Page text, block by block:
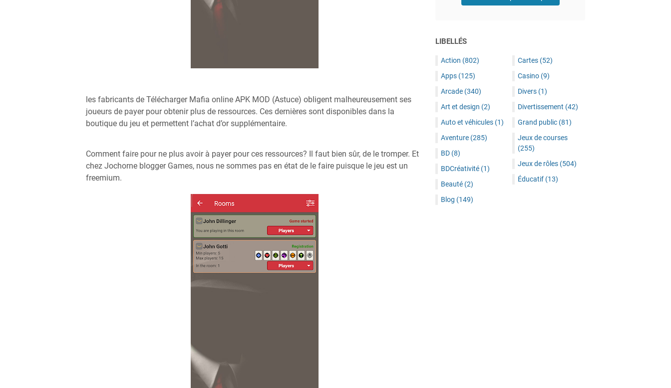
les fabricants de Télécharger Mafia online APK MOD (Astuce) obligent malheureusement ses
joueurs de payer pour obtenir plus de ressources. Ces dernières sont disponibles dans la
boutique du jeu et permettent l’achat d’or supplémentaire.
Comment faire pour ne plus avoir à payer pour ces ressources? Il faut bien sûr, de le tromper. Et
chez Jochorne blogger Games, nous ne sommes pas en état de le faire puisque le jeu est un
freemium.
LIBELLÉS
Action (802)
Apps (125)
Arcade (340)
Art et design (2)
Auto et véhicules (1)
Aventure (285)
BD (8)
BDCréativité (1)
Beauté (2)
Blog (149)
Cartes (52)
Casino (9)
Divers (1)
Divertissement (42)
Grand public (81)
Jeux de courses
(255)
Jeux de rôles (504)
Éducatif (13)